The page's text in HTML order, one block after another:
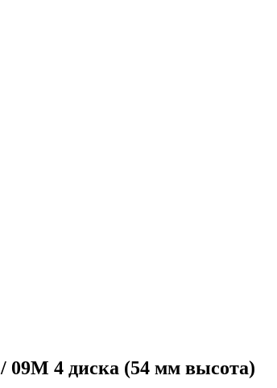
4 диска (54 мм высота)